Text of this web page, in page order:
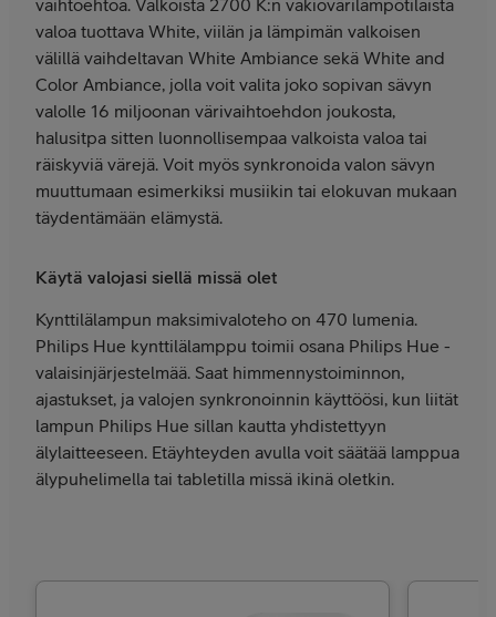
vaihtoehtoa. Valkoista 2700 K:n vakiovärilämpötilaista
valoa tuottava White, viilän ja lämpimän valkoisen
välillä vaihdeltavan White Ambiance sekä White and
Color Ambiance, jolla voit valita joko sopivan sävyn
valolle 16 miljoonan värivaihtoehdon joukosta,
halusitpa sitten luonnollisempaa valkoista valoa tai
räiskyviä värejä. Voit myös synkronoida valon sävyn
muuttumaan esimerkiksi musiikin tai elokuvan mukaan
täydentämään elämystä.
Käytä valojasi siellä missä olet
Kynttilälampun maksimivaloteho on 470 lumenia.
Philips Hue kynttilälamppu toimii osana Philips Hue -
valaisinjärjestelmää. Saat himmennystoiminnon,
ajastukset, ja valojen synkronoinnin käyttöösi, kun liität
lampun Philips Hue sillan kautta yhdistettyyn
älylaitteeseen. Etäyhteyden avulla voit säätää lamppua
älypuhelimella tai tabletilla missä ikinä oletkin.